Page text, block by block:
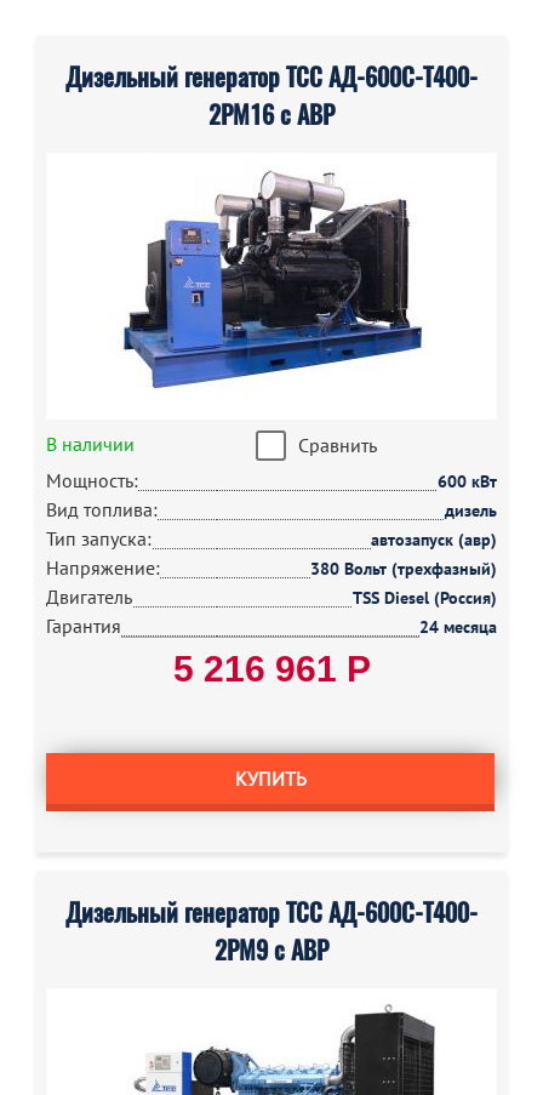
Дизельный генератор ТСС АД-600С-Т400-
2РМ16 с АВР
В наличии
Сравнить
Мощность:
600 кВт
Вид топлива: дизель
Тип запуска: автозапуск (авр)
Напряжение: 380 Вольт (трехфазный)
Двигатель TSS Diesel (Россия)
Гарантия 24 месяца
5 216 961 Р
КУПИТЬ
Дизельный генератор ТСС АД-600С-Т400-
2РМ9 с АВР